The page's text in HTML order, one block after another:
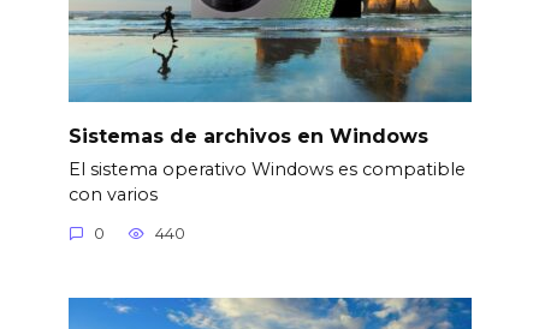
Sistemas de archivos en Windows
El sistema operativo Windows es compatible
con varios
0 440